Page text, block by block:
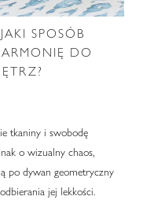
SPOSÓB
DO
tkaniny i swobodę
o wizualny chaos,
po dywan geometryczny
jej lekkości.